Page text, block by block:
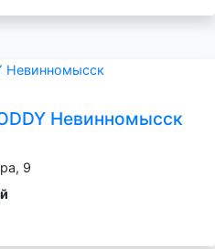
Невинномысск
9